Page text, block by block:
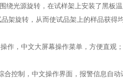
绕光源旋转，在试样架上安装了黑板
架旋转，从而使试品架上的样品获得
作，中文大屏幕操作菜单，方便直观
控制，中文操作界面，报警信息自动